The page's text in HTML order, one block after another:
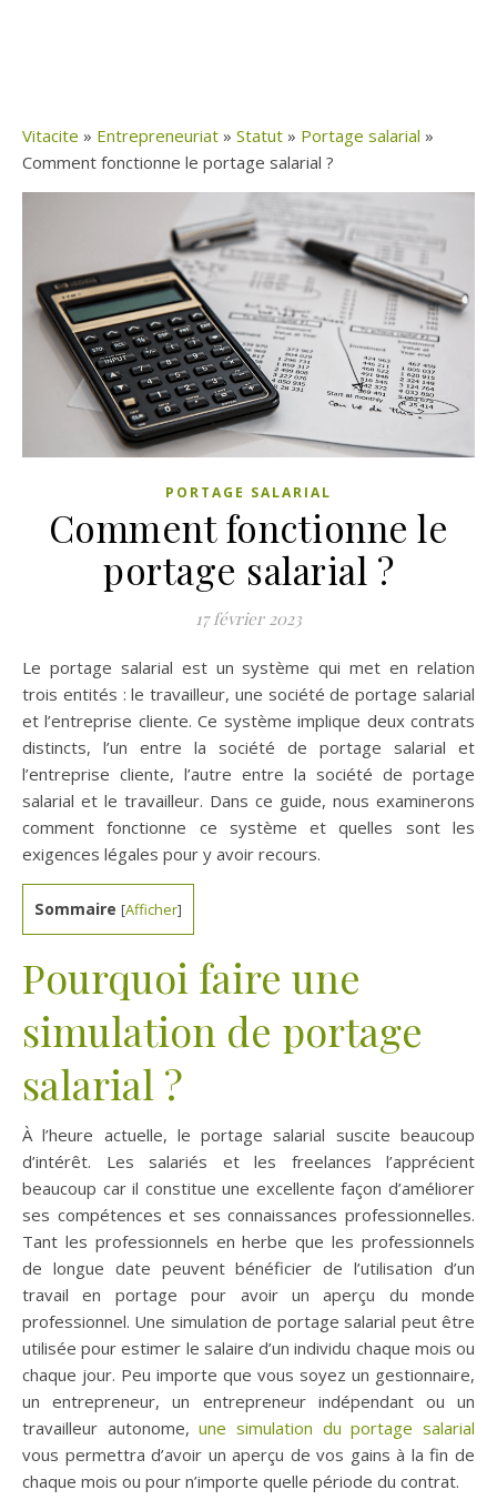
Vitacite » Entrepreneuriat » Statut » Portage salarial »
Comment fonctionne le portage salarial ?
PORTAGE SALARIAL
Comment fonctionne le
portage salarial ?
17 février 2023
Le portage salarial est un système qui met en relation
trois entités : le travailleur, une société de portage salarial
et l’entreprise cliente. Ce système implique deux contrats
distincts, l’un entre la société de portage salarial et
l’entreprise cliente, l’autre entre la société de portage
salarial et le travailleur. Dans ce guide, nous examinerons
comment fonctionne ce système et quelles sont les
exigences légales pour y avoir recours.
Sommaire [Afficher]
Pourquoi faire une
simulation de portage
salarial ?
À l’heure actuelle, le portage salarial suscite beaucoup
d’intérêt. Les salariés et les freelances l’apprécient
beaucoup car il constitue une excellente façon d’améliorer
ses compétences et ses connaissances professionnelles.
Tant les professionnels en herbe que les professionnels
de longue date peuvent bénéficier de l’utilisation d’un
travail en portage pour avoir un aperçu du monde
professionnel. Une simulation de portage salarial peut être
utilisée pour estimer le salaire d’un individu chaque mois ou
chaque jour. Peu importe que vous soyez un gestionnaire,
un entrepreneur, un entrepreneur indépendant ou un
travailleur autonome,une simulation du portage salarial
vous permettra d’avoir un aperçu de vos gains à la fin de
chaque mois ou pour n’importe quelle période du contrat.